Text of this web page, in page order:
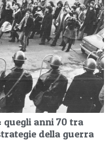
quegli anni 70 tra
della guerra